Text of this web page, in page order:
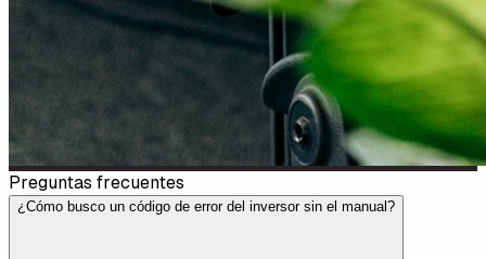
Preguntas frecuentes
¿Cómo busco un código de error del inversor sin el manual?